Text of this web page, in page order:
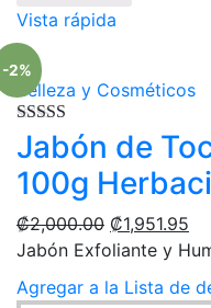
Vista rápida
-2%
Belleza y Cosméticos
Rated4.00
out of 5
Jabón de
100g
₡2,000.00 ₡1,951.95
Jabón Exfoliante y
Agregar a la Lista de